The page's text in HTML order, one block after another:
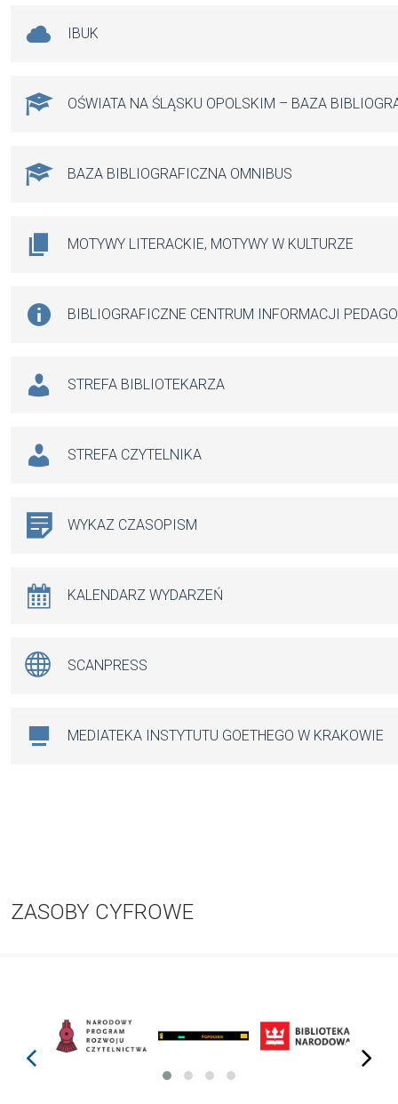
IBUK
OŚWIATA NA ŚLĄSKU OPOLSKIM – BAZA
BAZA BIBLIOGRAFICZNA OMNIBUS
MOTYWY LITERACKIE, MOTYWY W KULTURZE
BIBLIOGRAFICZNE CENTRUM INFORMACJI
STREFA BIBLIOTEKARZA
STREFA CZYTELNIKA
WYKAZ CZASOPISM
KALENDARZ WYDARZEŃ
SCANPRESS
MEDIATEKA INSTYTUTU GOETHEGO W KRAKOWIE
ZASOBY CYFROWE
prev next